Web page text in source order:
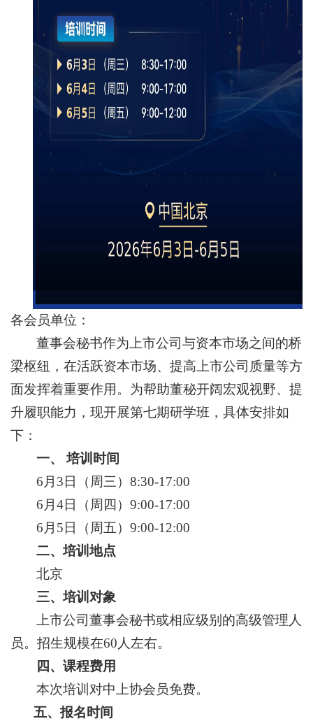
各会员单位：
董事会秘书作为上市公司与资本市场之间的桥
梁枢纽，在活跃资本市场、提高上市公司质量等方
面发挥着重要作用。为帮助董秘开阔宏观视野、提
升履职能力，现开展第七期研学班，具体安排如
下：
一、 培训时间
6月3日（周三）8:30-17:00
6月4日（周四）9:00-17:00
6月5日（周五）9:00-12:00
二、培训地点
北京
三、培训对象
上市公司董事会秘书或相应级别的高级管理人
员。招生规模在60人左右。
四、课程费用
本次培训对中上协会员免费。
五、报名时间